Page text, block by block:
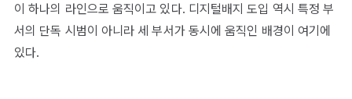
이 하나의 라인으로 움직이고 있다. 디지털배지 도입 역시 특정 부
서의 단독 시범이 아니라 세 부서가 동시에 움직인 배경이 여기에
있다.